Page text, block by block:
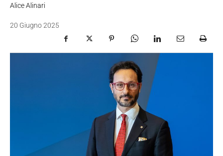
Alice Alinari
20 Giugno 2025